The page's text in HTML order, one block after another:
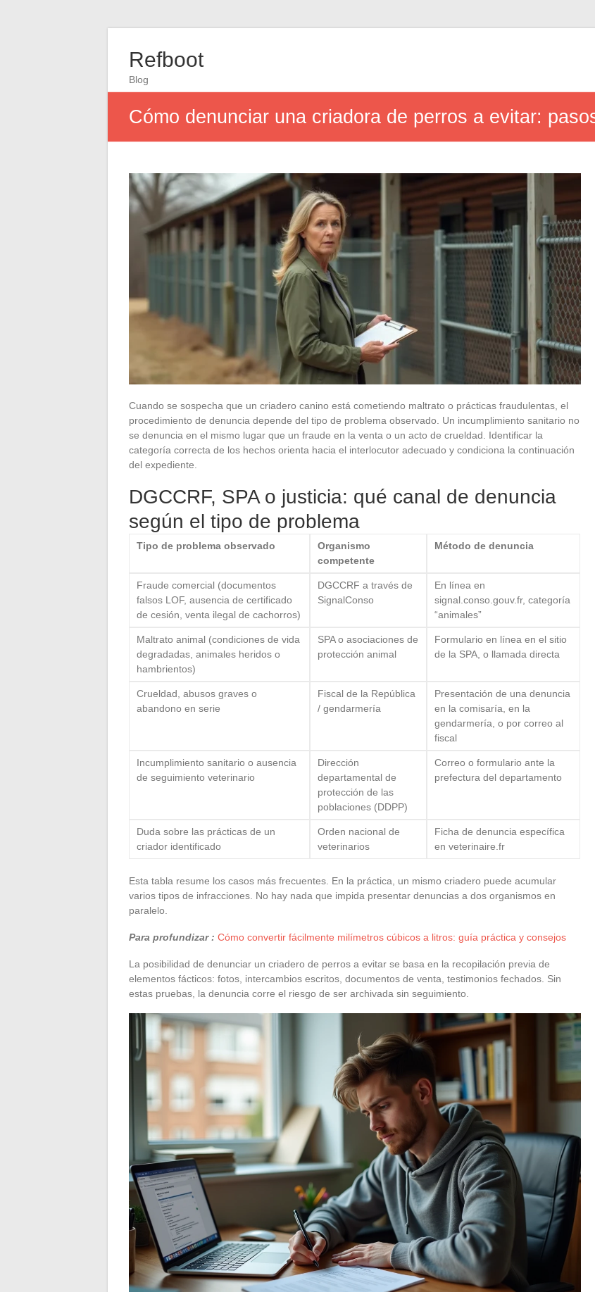
Refboot
Blog
Cómo denunciar una criadora de perros a evitar:
Cuando se sospecha que un criadero canino está cometiendo maltrato o prácticas fraudulentas, el
procedimiento de denuncia depende del tipo de problema observado. Un incumplimiento sanitario no
se denuncia en el mismo lugar que un fraude en la venta o un acto de crueldad. Identificar la
categoría correcta de los hechos orienta hacia el interlocutor adecuado y condiciona la continuación
del expediente.
DGCCRF, SPA o justicia: qué canal de denuncia
según el tipo de problema
Tipo de problema observado
Organismo
competente
Método de denuncia
Fraude comercial (documentos
falsos LOF, ausencia de certificado
de cesión, venta ilegal de cachorros)
DGCCRF a través de
SignalConso
En línea en
signal.conso.gouv.fr, categoría
“animales”
Maltrato animal (condiciones de vida
degradadas, animales heridos o
hambrientos)
SPA o asociaciones de
protección animal
Formulario en línea en el sitio
de la SPA, o llamada directa
Crueldad, abusos graves o
abandono en serie
Fiscal de la República
/ gendarmería
Presentación de una denuncia
en la comisaría, en la
gendarmería, o por correo al
fiscal
Incumplimiento sanitario o ausencia
de seguimiento veterinario
Dirección
departamental de
protección de las
poblaciones (DDPP)
Correo o formulario ante la
prefectura del departamento
Duda sobre las prácticas de un
criador identificado
Orden nacional de
veterinarios
Ficha de denuncia específica
en veterinaire.fr
Esta tabla resume los casos más frecuentes. En la práctica, un mismo criadero puede acumular
varios tipos de infracciones. No hay nada que impida presentar denuncias a dos organismos en
paralelo.
Para profundizar : Cómo convertir fácilmente milímetros cúbicos a litros: guía práctica y consejos
La posibilidad de denunciar un criadero de perros a evitar se basa en la recopilación previa de
elementos fácticos: fotos, intercambios escritos, documentos de venta, testimonios fechados. Sin
estas pruebas, la denuncia corre el riesgo de ser archivada sin seguimiento.